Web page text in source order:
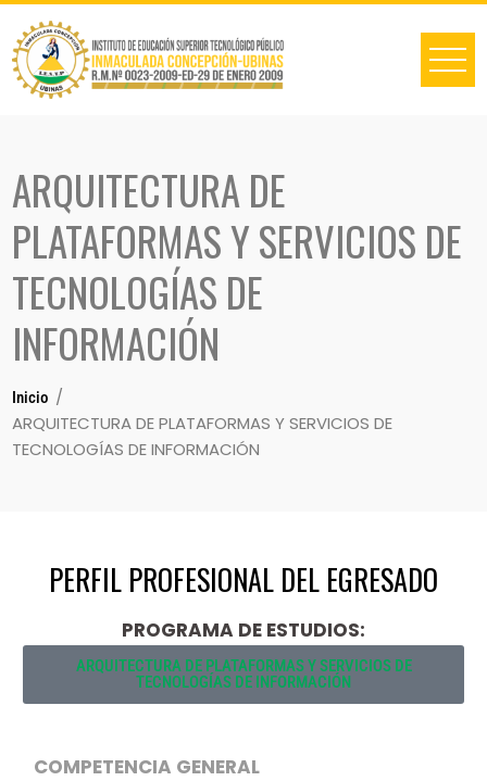
ARQUITECTURA DE
PLATAFORMAS Y SERVICIOS DE
TECNOLOGÍAS DE
INFORMACIÓN
Inicio
ARQUITECTURA DE PLATAFORMAS Y SERVICIOS DE
TECNOLOGÍAS DE INFORMACIÓN
PERFIL PROFESIONAL DEL EGRESADO
PROGRAMA DE ESTUDIOS:
ARQUITECTURA DE PLATAFORMAS Y SERVICIOS DE
TECNOLOGÍAS DE INFORMACIÓN
COMPETENCIA GENERAL